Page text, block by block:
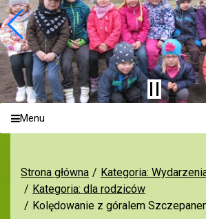
Menu
Strona główna
Kategoria:
Kategoria: dla rodziców
Kolędowanie z góralem